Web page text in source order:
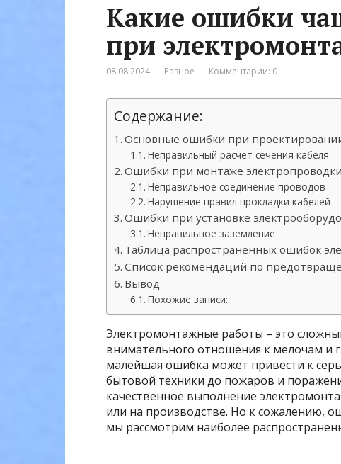
Какие ошибки
при
08.08.2024 Разное Комментарии: 0
Содержание:
Основные ошибки при
Неправильный расчет сечения кабеля
Ошибки при монтаже электропроводки
Неправильное соединение проводов
Нарушение правил прокладки кабелей
Ошибки при установке
Неправильное заземление
Таблица распространенных ошибок
Список рекомендаций по
Вывод
Похожие записи:
Электромонтажные работы – это
внимательного отношения к мелочам и
малейшая ошибка может привести к
бытовой техники до пожаров и
качественное выполнение
или на производстве. Но к сожалению,
мы рассмотрим наиболее